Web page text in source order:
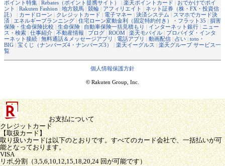
ポイント特集
Rebates（ポイント提携サイト） 楽天ポイントカード
おでかけでポイ
ント
Rakuten Fashion 地方競馬 競輪 アフィリエイト
ネット証券（株・FX・投資信
託）
カードローン クレジットカード 電子マネー 決済システム
スマホでカード決
済
エネルギープランニング 住宅ローン変動金利（固定特約付き）・フラット35
損害
保険・生命保険比較
生命保険 自動車保険一括見積もり インターネット銀行
ニュー
ス・検索
仕事紹介 不動産情報 ブログ ROOM 楽天モバイル
プロバイダ・インタ
ーネット接続
無料通話＆メッセージアプリ 電話アプリ 動画配信 占い
toto・
BIG
宝くじ（ナンバーズ4・ナンバーズ3） 楽天イーグルス
楽天グループ サービス一
覧
個人情報保護方針
© Rakuten Group, Inc.
お支払について
クレジットカード
【取扱カード】
取り扱いカードは以下のとおりです。すべてのカード会社で、一括払いが可
能となっております。
VISA
リボ,分割（3,5,6,10,12,15,18,20,24 回が可能です）